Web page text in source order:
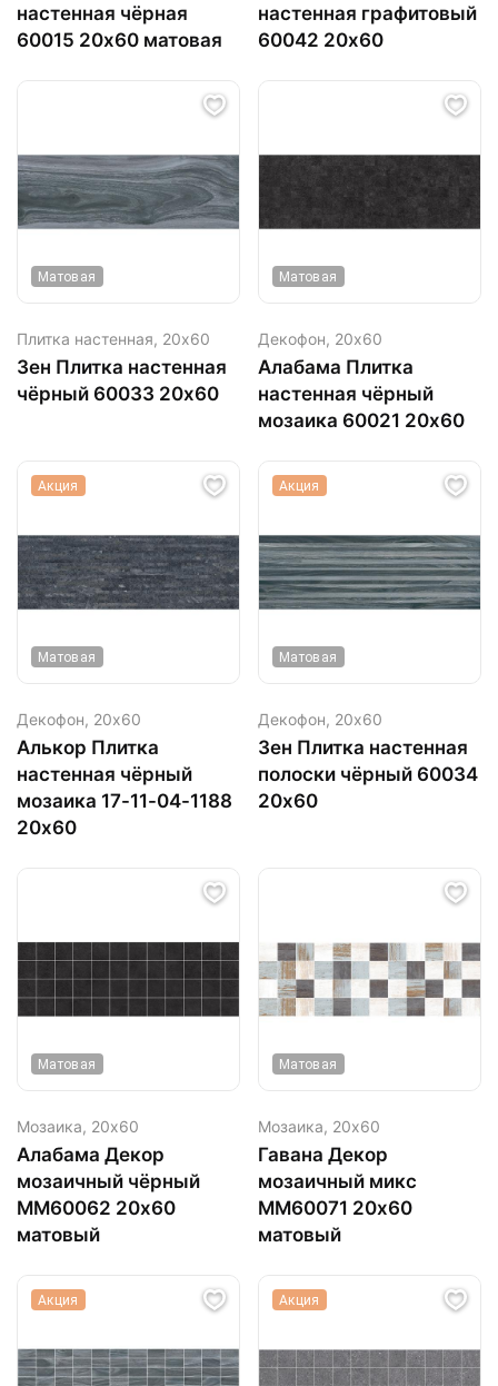
настенная чёрная
60015 20х60 матовая
настенная графитовый
60042 20х60
Матовая
Плитка настенная, 20х60
Зен Плитка настенная
чёрный 60033 20х60
Матовая
Декофон, 20х60
Алабама Плитка
настенная чёрный
мозаика 60021 20х60
Акция
Матовая
Декофон, 20х60
Алькор Плитка
настенная чёрный
мозаика 17-11-04-1188
20х60
Акция
Матовая
Декофон, 20х60
Зен Плитка настенная
полоски чёрный 60034
20х60
Матовая
Мозаика, 20х60
Алабама Декор
мозаичный чёрный
ММ60062 20х60
матовый
Матовая
Мозаика, 20х60
Гавана Декор
мозаичный микс
MM60071 20х60
матовый
Акция Акция